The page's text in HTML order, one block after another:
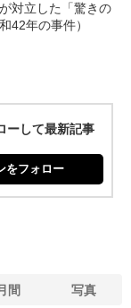
対立した「驚きの
42年の事件）
ーして最新記事
をフォロー
間 写真